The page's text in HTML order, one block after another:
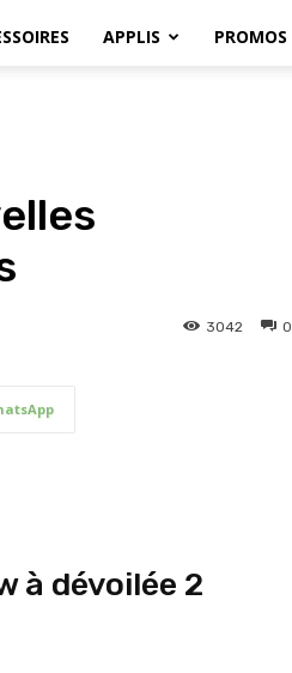
APPLIS PROMOS
0
3042
à dévoilée 2